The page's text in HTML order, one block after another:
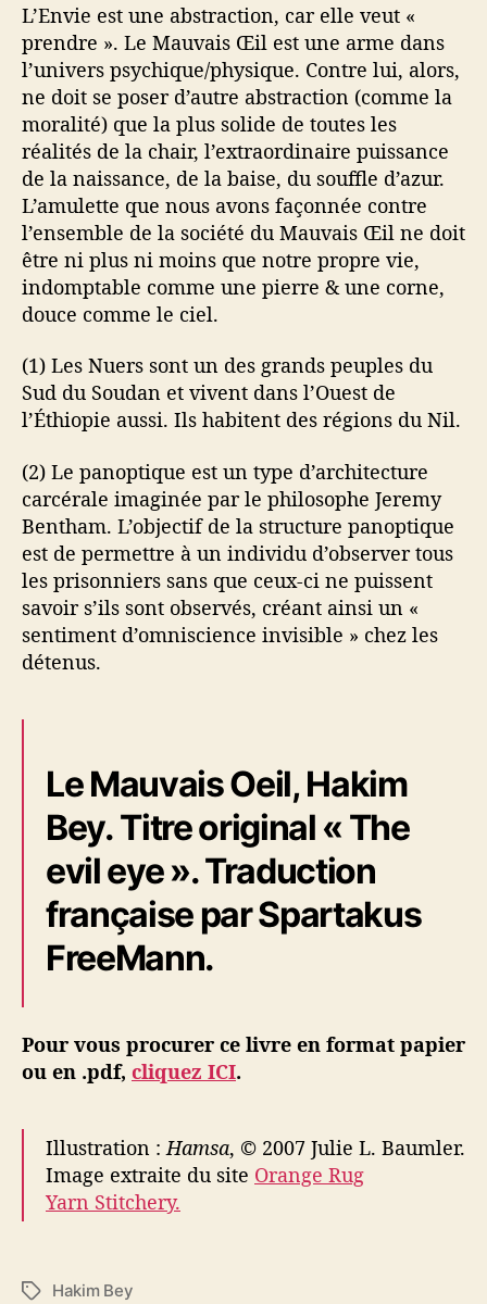
L’Envie est une abstraction, car elle veut «
prendre ». Le Mauvais Œil est une arme dans
l’univers psychique/physique. Contre lui, alors,
ne doit se poser d’autre abstraction (comme la
moralité) que la plus solide de toutes les
réalités de la chair, l’extraordinaire puissance
de la naissance, de la baise, du souffle d’azur.
L’amulette que nous avons façonnée contre
l’ensemble de la société du Mauvais Œil ne doit
être ni plus ni moins que notre propre vie,
indomptable comme une pierre & une corne,
douce comme le ciel.
(1) Les Nuers sont un des grands peuples du
Sud du Soudan et vivent dans l’Ouest de
l’Éthiopie aussi. Ils habitent des régions du Nil.
(2) Le panoptique est un type d’architecture
carcérale imaginée par le philosophe Jeremy
Bentham. L’objectif de la structure panoptique
est de permettre à un individu d’observer tous
les prisonniers sans que ceux-ci ne puissent
savoir s’ils sont observés, créant ainsi un «
sentiment d’omniscience invisible » chez les
détenus.
Le Mauvais Oeil, Hakim
Bey. Titre original « The
evil eye ». Traduction
française par Spartakus
FreeMann.
Pour vous procurer ce livre en format papier
ou en .pdf, cliquez ICI.
Illustration :Hamsa, © 2007 Julie L. Baumler.
Image extraite du site Orange Rug
Yarn Stitchery.
É Hakim Bey